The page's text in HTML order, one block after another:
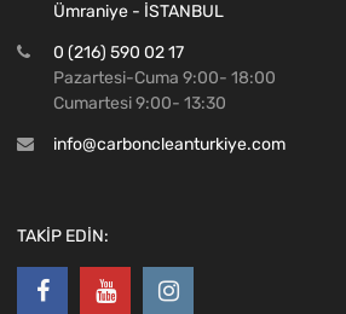
Ümraniye - İSTANBUL
0 (216) 590 02 17
Pazartesi-Cuma 9:00- 18:00
Cumartesi 9:00- 13:30
info@carboncleanturkiye.com
TAKİP EDİN: